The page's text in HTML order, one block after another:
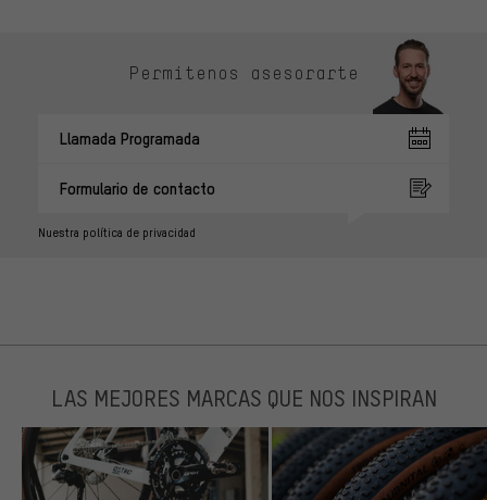
Permítenos asesorarte
Llamada Programada
Formulario de contacto
Nuestra política de privacidad
LAS MEJORES MARCAS QUE NOS INSPIRAN